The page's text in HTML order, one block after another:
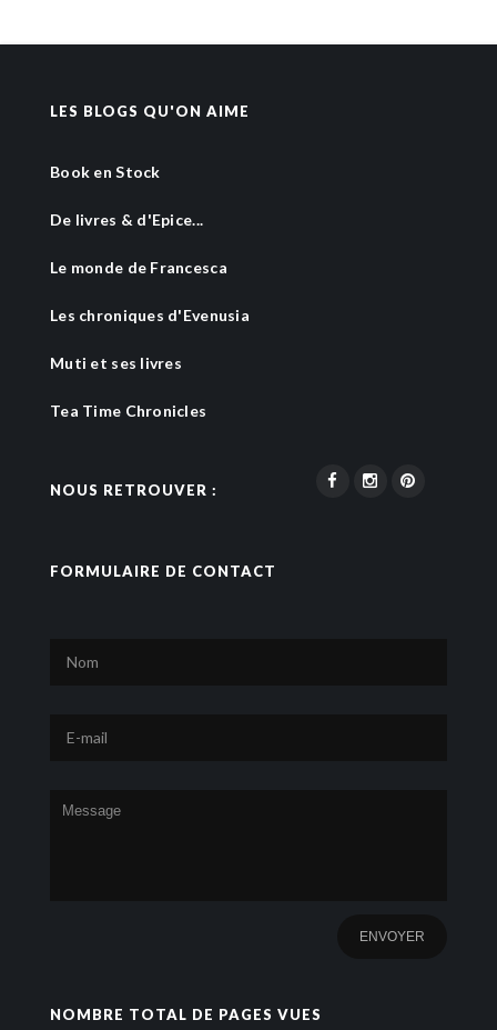
LES BLOGS QU'ON AIME
Book en Stock
De livres & d'Epice...
Le monde de Francesca
Les chroniques d'Evenusia
Muti et ses livres
Tea Time Chronicles
NOUS RETROUVER :
FORMULAIRE DE CONTACT
NOMBRE TOTAL DE PAGES VUES